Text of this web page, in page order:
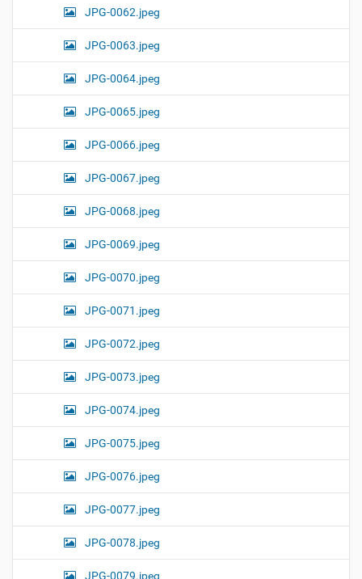
JPG-0062.jpeg
JPG-0063.jpeg
JPG-0064.jpeg
JPG-0065.jpeg
JPG-0066.jpeg
JPG-0067.jpeg
JPG-0068.jpeg
JPG-0069.jpeg
JPG-0070.jpeg
JPG-0071.jpeg
JPG-0072.jpeg
JPG-0073.jpeg
JPG-0074.jpeg
JPG-0075.jpeg
JPG-0076.jpeg
JPG-0077.jpeg
JPG-0078.jpeg
JPG-0079.jpeg